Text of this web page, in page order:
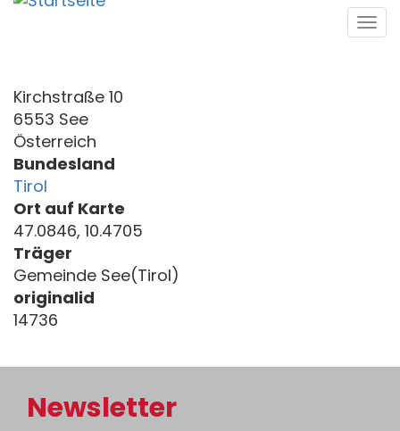
Direkt
Kirchstraße 10
6553 See
Österreich
Bundesland
Tirol
Ort auf Karte
47.0846, 10.4705
Träger
Gemeinde See(Tirol)
originalid
14736
Newsletter